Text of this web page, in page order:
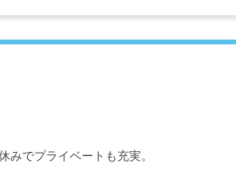
みでプライベートも充実。